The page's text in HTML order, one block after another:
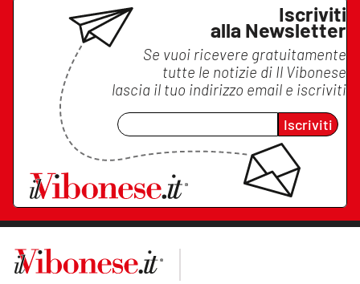
Iscriviti
alla Newsletter
Se vuoi ricevere gratuitamente
tutte le notizie di Il Vibonese
lascia il tuo indirizzo email e iscriviti
Iscriviti